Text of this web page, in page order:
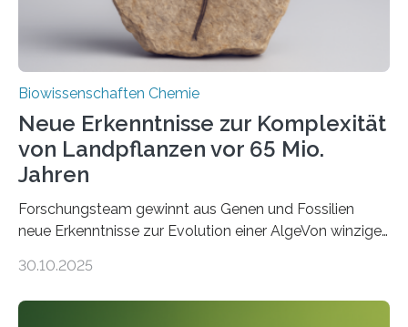
Biowissenschaften Chemie
Neue Erkenntnisse zur Komplexität
von Landpflanzen vor 65 Mio.
Jahren
Forschungsteam gewinnt aus Genen und Fossilien
neue Erkenntnisse zur Evolution einer AlgeVon winzigen
Landpflanzen zählen zu den komplexesten
30.10.2025